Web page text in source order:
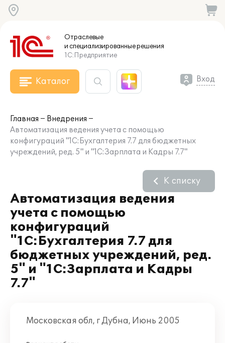
Отраслевые
и специализированныерешения
1С:Предприятие
Каталог Вход
Главная
Внедрения
Автоматизация ведения учета с помощью
конфигураций "1С:Бухгалтерия 7.7 для бюджетных
учреждений, ред. 5" и "1С:Зарплата и Кадры 7.7"
Автоматизация ведения
учета с помощью
конфигураций
"1С:Бухгалтерия 7.7 для
бюджетных учреждений, ред.
5" и "1С:Зарплата и Кадры
7.7"
К списку
Московская обл, г Дубна, Июнь 2005